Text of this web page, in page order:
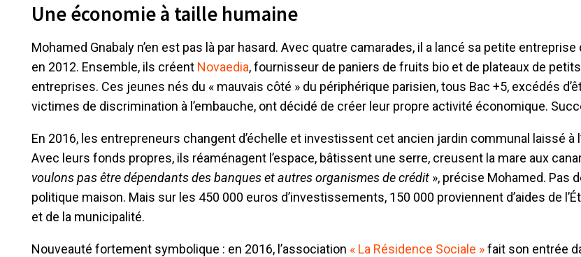
Une économie à taille humaine
Mohamed Gnabaly n’en est pas là par hasard. Avec quatre camarades, il a lancé sa petite
en 2012. Ensemble, ils créent Novaedia, fournisseur de paniers de fruits bio et de plateaux de
entreprises. Ces jeunes nés du « mauvais côté » du périphérique parisien, tous Bac +5, excédés
victimes de discrimination à l’embauche, ont décidé de créer leur propre activité économique.
En 2016, les entrepreneurs changent d’échelle et investissent cet ancien jardin communal laissé à
Avec leurs fonds propres, ils réaménagent l’espace, bâtissent une serre, creusent la mare aux
voulons pas être dépendants des banques et autres organismes de crédit », précise Mohamed. Pas
politique maison. Mais sur les 450 000 euros d’investissements, 150 000 proviennent d’aides de
et de la municipalité.
Nouveauté fortement symbolique : en 2016, l’association « La Résidence Sociale »fait son entrée